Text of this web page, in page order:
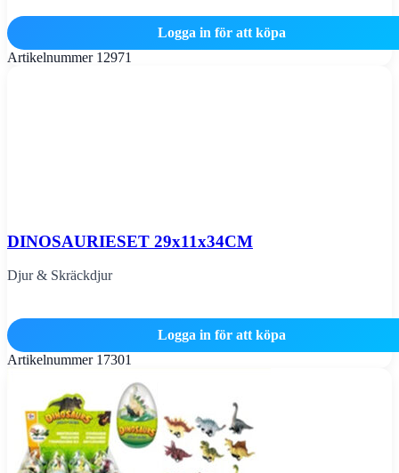
Logga in för att köpa
Artikelnummer 12971
DINOSAURIESET 29x11x34CM
Djur & Skräckdjur
Logga in för att köpa
Artikelnummer 17301